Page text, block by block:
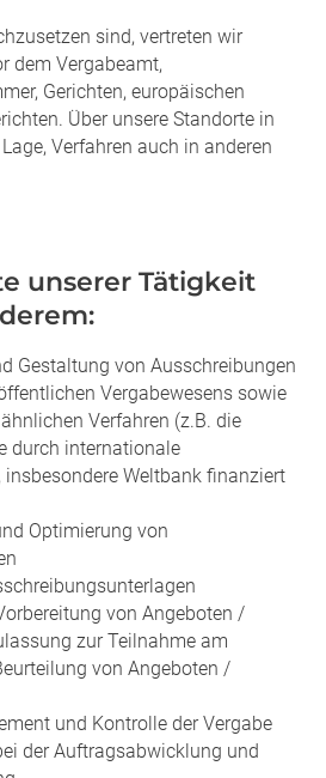
sind, vertreten wir
dem Vergabeamt,
Gerichten, europäischen
Über unsere Standorte in
Verfahren auch in anderen
unserer Tätigkeit
Gestaltung von Ausschreibungen
Vergabewesens sowie
Verfahren (z.B. die
durch internationale
insbesondere Weltbank finanziert
Optimierung von
von Angeboten /
zur Teilnahme am
von Angeboten /
und Kontrolle der Vergabe
der Auftragsabwicklung und